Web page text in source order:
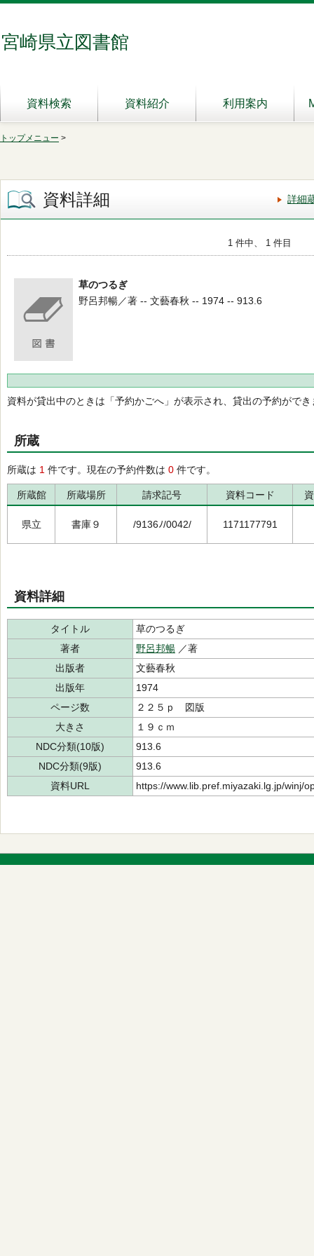
宮崎県立図書館
資料検索 資料紹介 利用案内
トップメニュー >
資料詳細 詳細
1 件中、 1 件目
草のつるぎ
野呂邦暢／著 -- 文藝春秋 -- 1974 -- 913.6
資料が貸出中のときは「予約かごへ」が表示され、貸出の予約ができ
所蔵
所蔵は 1 件です。現在の予約件数は 0 件です。
所蔵館 所蔵場所 請求記号 資料コード
県立 書庫９ /9136ﾉ/0042/ 1171177791
資料詳細
タイトル
草のつるぎ
著者
野呂邦暢 ／著
出版者
文藝春秋
出版年
1974
ページ数
２２５ｐ 図版
大きさ
１９ｃｍ
NDC分類(10版)
913.6
NDC分類(9版)
913.6
資料URL
https://www.lib.pref.miyazaki.lg.jp/winj/